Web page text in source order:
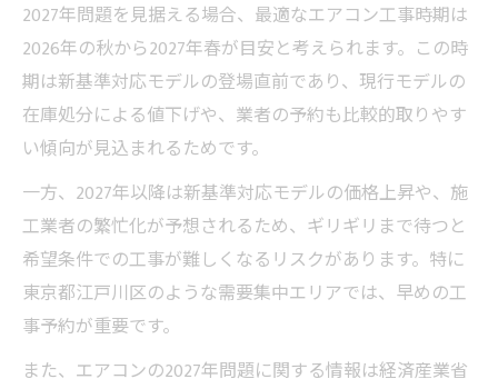
2027年問題を見据える場合、最適なエアコン工事時期は
2026年の秋から2027年春が目安と考えられます。この時
期は新基準対応モデルの登場直前であり、現行モデルの
在庫処分による値下げや、業者の予約も比較的取りやす
い傾向が見込まれるためです。
一方、2027年以降は新基準対応モデルの価格上昇や、施
工業者の繁忙化が予想されるため、ギリギリまで待つと
希望条件での工事が難しくなるリスクがあります。特に
東京都江戸川区のような需要集中エリアでは、早めの工
事予約が重要です。
また、エアコンの2027年問題に関する情報は経済産業省